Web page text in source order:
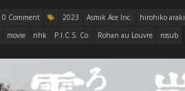
0 Comment 2023 Asmik Ace Inc. hirohiko araki
movie nhk P.I.C.S. Co. Rohan au Louvre rosub